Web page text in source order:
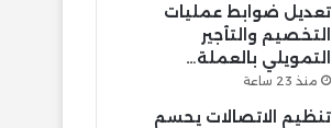
تعديل ضوابط عمليات
التخصيم والتأجير
التمويلي بالعملة…
منذ 23 ساعة
تنظيم الاتصالات يحسم